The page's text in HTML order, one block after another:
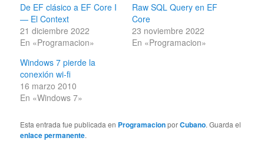
De EF clásico a EF Core I
— El Context
21 diciembre 2022
En «Programacion»
Raw SQL Query en EF
Core
23 noviembre 2022
En «Programacion»
Windows 7 pierde la
conexión wi-fi
16 marzo 2010
En «Windows 7»
Esta entrada fue publicada en ProgramacionporCubano. Guarda el
enlace permanente.